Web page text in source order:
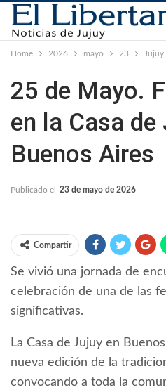
Home 2026 mayo 23 Jujuy
25 de Mayo.
en la Casa de
Buenos Aires
Publicado el 23 de mayo de 2026
Compartir
Se vivió una jornada de
celebración de una de las
significativas.
La Casa de Jujuy en
nueva edición de la
convocando a toda la